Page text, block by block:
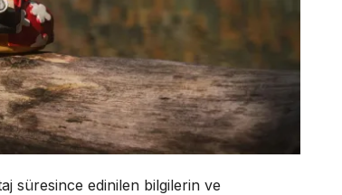
süresince edinilen bilgilerin ve